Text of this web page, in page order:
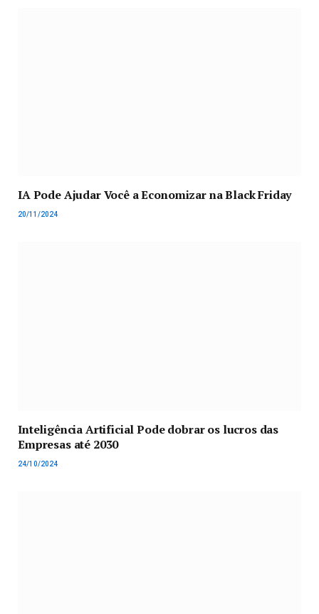
IA Pode Ajudar Você a Economizar na Black Friday
20/11/2024
Inteligência Artificial Pode dobrar os lucros das
Empresas até 2030
24/10/2024